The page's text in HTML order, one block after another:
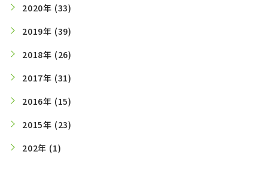
2020年 (33)
2019年 (39)
2018年 (26)
2017年 (31)
2016年 (15)
2015年 (23)
202年 (1)